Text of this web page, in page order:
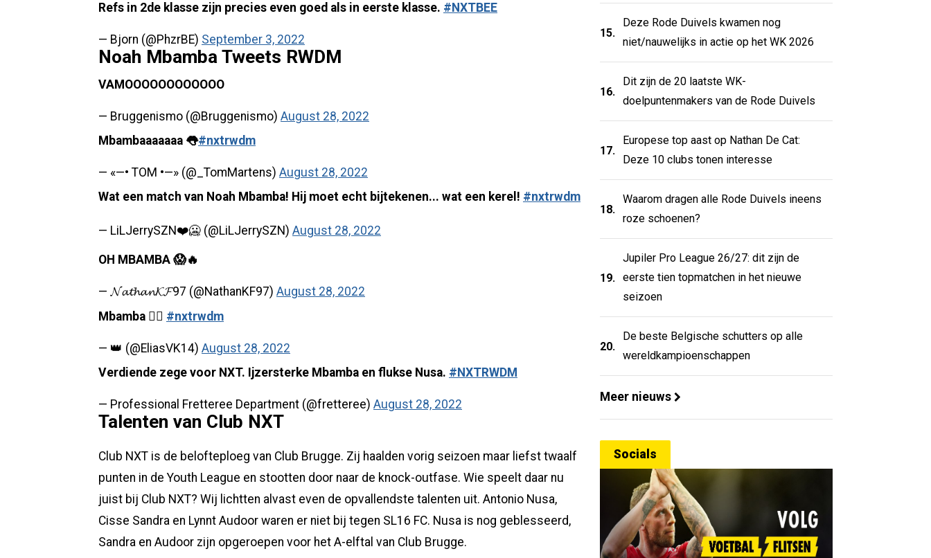
Refs in 2de klasse zijn precies even goed als in eerste klasse. #NXTBEE
— Bjorn (@PhzrBE) September 3, 2022
Noah Mbamba Tweets RWDM
VAMOOOOOOOOOOOO
— Bruggenismo (@Bruggenismo) August 28, 2022
Mbambaaaaaaa 👅#nxtrwdm
— «—• TOM •—» (@_TomMartens) August 28, 2022
Wat een match van Noah Mbamba! Hij moet echt bijtekenen... wat een kerel! #nxtrwdm
— LiLJerrySZN❤️🥶 (@LiLJerrySZN) August 28, 2022
OH MBAMBA 😱🔥
— 𝓝𝓪𝓽𝓱𝓪𝓷𝓚𝓕97 (@NathanKF97) August 28, 2022
Mbamba 😮‍💨 #nxtrwdm
— 👑 (@EliasVK14) August 28, 2022
Verdiende zege voor NXT. Ijzersterke Mbamba en flukse Nusa. #NXTRWDM
— Professional Fretteree Department (@fretteree) August 28, 2022
Talenten van Club NXT
Club NXT is de belofteploeg van Club Brugge. Zij haalden vorig seizoen maar liefst twaalf
punten in de Youth League en stootten door naar de knock-outfase. Wie speelt daar nu
juist bij Club NXT? Wij lichtten alvast even de opvallendste talenten uit. Antonio Nusa,
Cisse Sandra en Lynnt Audoor waren er niet bij tegen SL16 FC. Nusa is nog geblesseerd,
Sandra en Audoor zijn opgeroepen voor het A-elftal van Club Brugge.
15.
Deze Rode Duivels kwamen nog
niet/nauwelijks in actie op het WK 2026
16.
Dit zijn de 20 laatste WK-
doelpuntenmakers van de Rode Duivels
17.
Europese top aast op Nathan De Cat:
Deze 10 clubs tonen interesse
18.
Waarom dragen alle Rode Duivels ineens
roze schoenen?
19.
Jupiler Pro League 26/27: dit zijn de
eerste tien topmatchen in het nieuwe
seizoen
20.
De beste Belgische schutters op alle
wereldkampioenschappen
Meer nieuws
Socials